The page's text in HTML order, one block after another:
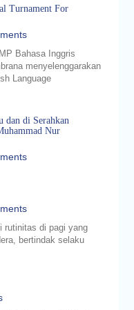
Turnament For
Bahasa Inggris
menyelenggarakan
Language
dan di Serahkan
Nur
rutinitas di pagi yang
bertindak selaku